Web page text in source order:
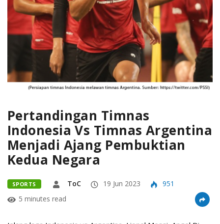
Pertandingan Timnas
Indonesia Vs Timnas Argentina
Menjadi Ajang Pembuktian
Kedua Negara
SPORTS ToC 19 Jun 2023
951
5 minutes read